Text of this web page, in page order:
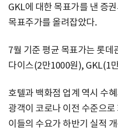
GKL에 대한 목표가를 낸 증
목표주가를 올려잡았다.
7월 기준 평균 목표가는 롯
다이스(2만1000원), GKL(1
호텔과 백화점 업계 역시 수
광객이 코로나 이전 수준으
이들의 수요가 하반기 실적